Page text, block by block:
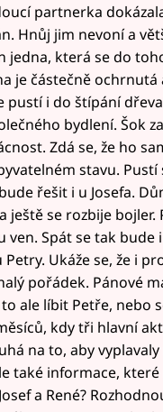
partnerka
Hnůj jim nevoní a
jedna, která se do
je částečně ochrnutá
pustí i do štípání
bydlení. Šok
Zdá se, že ho
stavu.
řešit i u Josefa.
se rozbije bojler.
Spát se tak bude
Ukáže se, že i
pořádek. Pánové
ale líbit Petře, nebo
kdy tři hlavní
na to, aby
také informace,
a René?